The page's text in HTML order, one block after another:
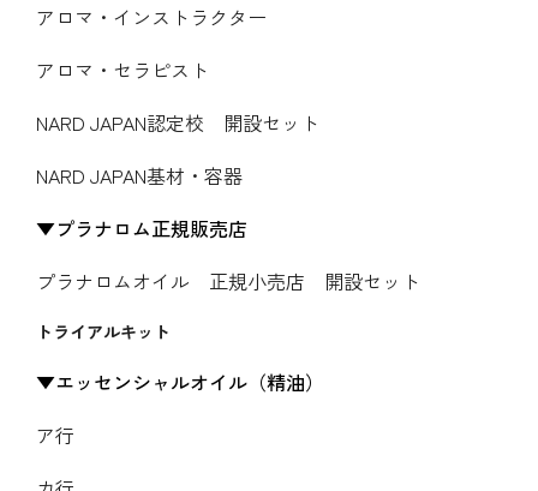
アロマ・インストラクター
アロマ・セラピスト
NARD JAPAN認定校 開設セット
NARD JAPAN基材・容器
プラナロム正規販売店
プラナロムオイル 正規小売店 開設セット
トライアルキット
エッセンシャルオイル（精油）
ア行